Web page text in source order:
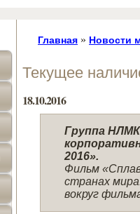
Главная » Новости
Текущее
18.10.2016
Группа
2016».
Фильм
странах
вокруг